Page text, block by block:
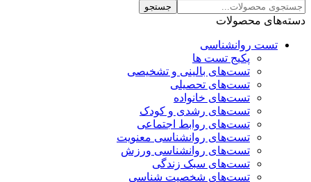
جستجو
دسته‌های محصولات
تست روانشناسی
پکیج تست ها
تست‌های بالینی و تشخیصی
تست‌های تحصیلی
تست‌های خانواده
تست‌های رشدی و کودک
تست‌های روابط اجتماعی
تست‌های روانشناسی معنویت
تست‌های روانشناسی ورزش
تست‌های سبک زندگی
تست‌های شخصیت شناسی